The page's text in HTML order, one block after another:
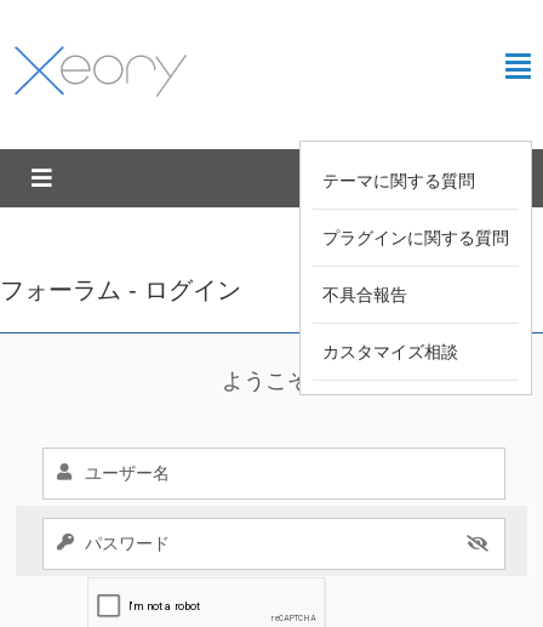
テーマに関する質問
プラグインに関する質問
不具合報告
カスタマイズ相談
フォーラム - ログイン
ようこそ !